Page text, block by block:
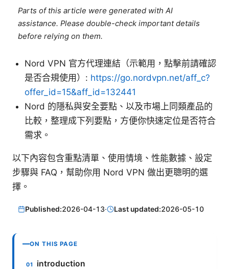
Parts of this article were generated with AI
assistance. Please double-check important details
before relying on them.
Nord VPN 官方代理連結（示範用，點擊前請確認
是否合規使用）: https://go.nordvpn.net/aff_c?
offer_id=15&aff_id=132441
Nord 的隱私與安全要點、以及市場上同類產品的
比較，整理成下列要點，方便你快速定位是否符合
需求。
以下內容包含重點清單、使用情境、性能數據、設定
步驟與 FAQ，幫助你用 Nord VPN 做出更聰明的選
擇。
Published:2026-04-13· Last updated:2026-05-10
ON THIS PAGE
introduction